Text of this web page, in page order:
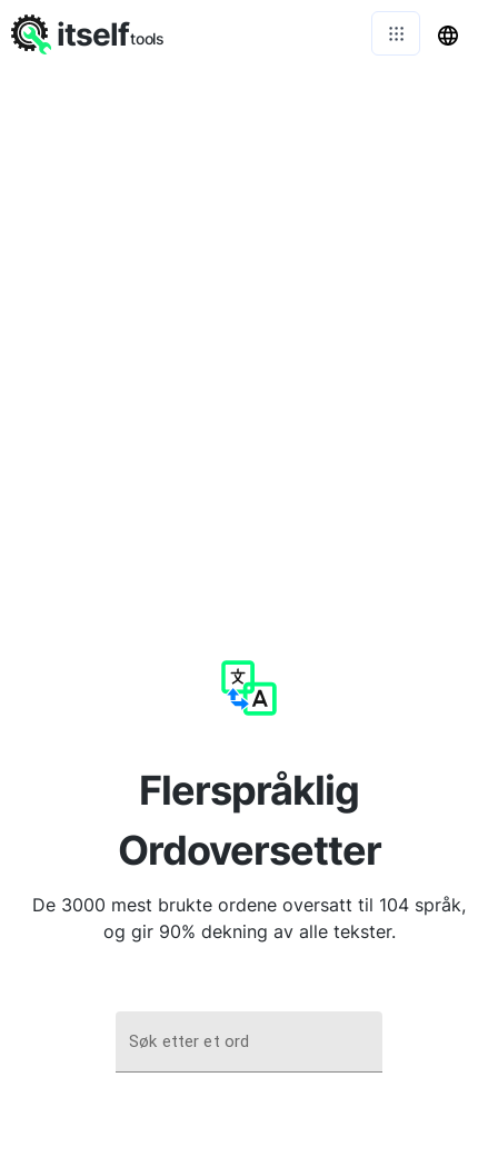
Flerspråklig
Ordoversetter
De 3000 mest brukte ordene oversatt til 104 språk,
og gir 90% dekning av alle tekster.
Søk etter et ord
itselftools